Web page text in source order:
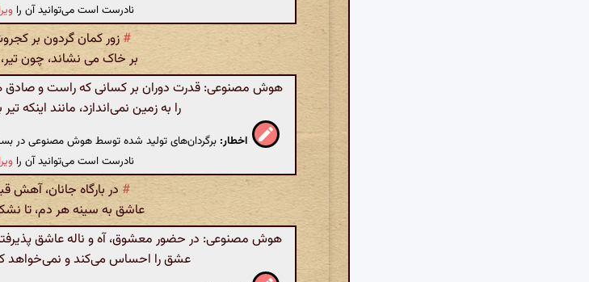
نادرست است می‌توانید آن را
# زور کمان گردون بر
بر خاک می نشاند، چون تیر،
هوش مصنوعی: قدرت دوران بر کسانی که راست و صادق
را به زمین نمی‌اندازد، مانند اینکه
اخطار: برگردان‌های تولید شده توسط هوش مصنوعی در
نادرست است می‌توانید آن را
# در بارگاه جانان، آهش
عاشق به سینه هر دم، تا
هوش مصنوعی: در حضور معشوق، آه و ناله‌ عاشق
عشق را احساس می‌کند و نمی‌خواهد